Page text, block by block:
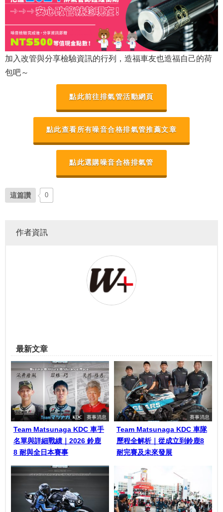
加入改管與分享檢驗資訊的行列，造福車友也造福自己的荷
包吧～
點此前往排氣管活動網頁
點此查看所有噪音合格排氣管推薦文章
點此選購噪音合格排氣管
這篇讚 0
作者資訊
最新文章
賽事消息
Team Matsunaga KDC 車手
名單與詳細戰績｜2026 鈴鹿
8 耐與全日本賽事
賽事消息
Team Matsunaga KDC 車隊
歷程全解析｜從成立到鈴鹿8
耐完賽及未來發展